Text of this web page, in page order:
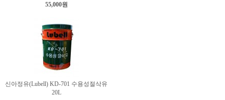
55,000원
신아정유(Lubell) KD-701 수용성절삭유
20L